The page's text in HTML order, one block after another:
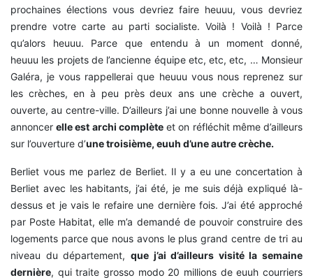
prochaines élections vous devriez faire heuuu, vous devriez
prendre votre carte au parti socialiste. Voilà ! Voilà ! Parce
qu’alors heuuu. Parce que entendu à un moment donné,
heuuu les projets de l’ancienne équipe etc, etc, etc, … Monsieur
Galéra, je vous rappellerai que heuuu vous nous reprenez sur
les crèches, en à peu près deux ans une crèche a ouvert,
ouverte, au centre-ville. D’ailleurs j’ai une bonne nouvelle à vous
annoncerelle est archi complèteet on réfléchit même d’ailleurs
sur l’ouverture d’une troisième, euuh d’une autre crèche.
Berliet vous me parlez de Berliet. Il y a eu une concertation à
Berliet avec les habitants, j’ai été, je me suis déjà expliqué là-
dessus et je vais le refaire une dernière fois. J’ai été approché
par Poste Habitat, elle m’a demandé de pouvoir construire des
logements parce que nous avons le plus grand centre de tri au
niveau du département, que j’ai d’ailleurs visité la semaine
dernière, qui traite grosso modo 20 millions de euuh courriers